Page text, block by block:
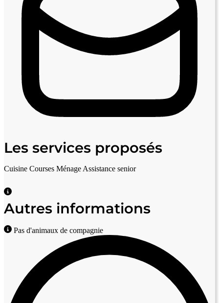
Les services proposés
Cuisine Courses MénageAssistance senior
Autres informations
Pas d'animaux de compagnie